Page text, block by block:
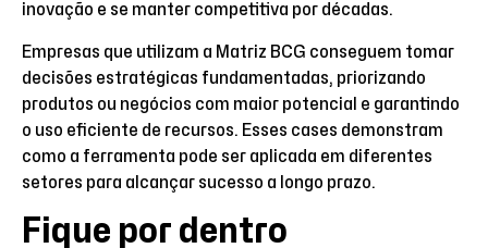
inovação e se manter competitiva por décadas.
Empresas que utilizam a Matriz BCG conseguem tomar
decisões estratégicas fundamentadas, priorizando
produtos ou negócios com maior potencial e garantindo
o uso eficiente de recursos. Esses cases demonstram
como a ferramenta pode ser aplicada em diferentes
setores para alcançar sucesso a longo prazo.
Fique por dentro